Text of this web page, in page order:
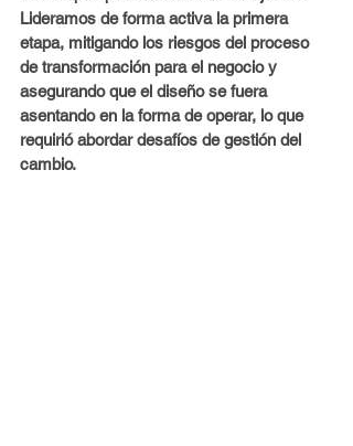
Lideramos de forma activa la primera
etapa, mitigando los riesgos del proceso
de transformación para el negocio y
asegurando que el diseño se fuera
asentando en la forma de operar, lo que
requirió abordar desafíos de gestión del
cambio.